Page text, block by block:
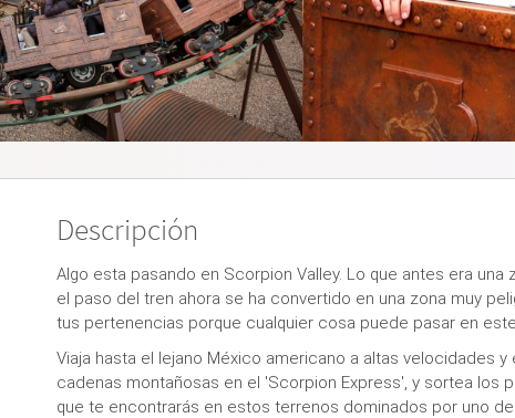
Descripción
Algo esta pasando en Scorpion Valley. Lo que antes era una
el paso del tren ahora se ha convertido en una zona muy
tus pertenencias porque cualquier cosa puede pasar en
Viaja hasta el lejano México americano a altas velocidades y
cadenas montañosas en el 'Scorpion Express', y sortea los
que te encontrarás en estos terrenos dominados por uno